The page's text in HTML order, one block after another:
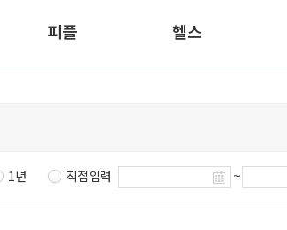
피플 헬스
1년 직접입력 ~